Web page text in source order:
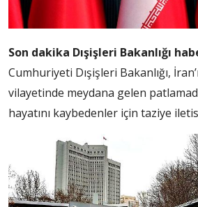
Son dakika Dışişleri Bakanlığı
Cumhuriyeti Dışişleri Bakanlığı,
vilayetinde meydana gelen
hayatını kaybedenler için taziye